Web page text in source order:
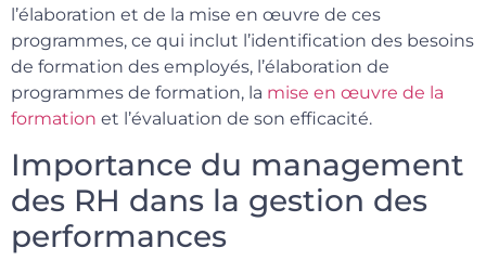
l’élaboration et de la mise en œuvre de ces
programmes, ce qui inclut l’identification des besoins
de formation des employés, l’élaboration de
programmes de formation, la mise en œuvre de la
formation et l’évaluation de son efficacité.
Importance du management
des RH dans la gestion des
performances